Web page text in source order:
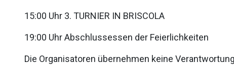
15:00 Uhr 3. TURNIER IN BRISCOLA
19:00 Uhr Abschlussessen der Feierlichkeiten
Die Organisatoren übernehmen keine